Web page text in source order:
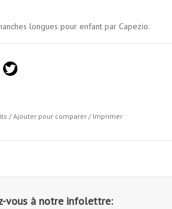
longues pour enfant par Capezio.
par-dessus un maillot ou une camisole.
au chaud tout en ayant l'air à la
lycra spandex
/Ajouter pour comparer / Imprimer
vous à notre infolettre: